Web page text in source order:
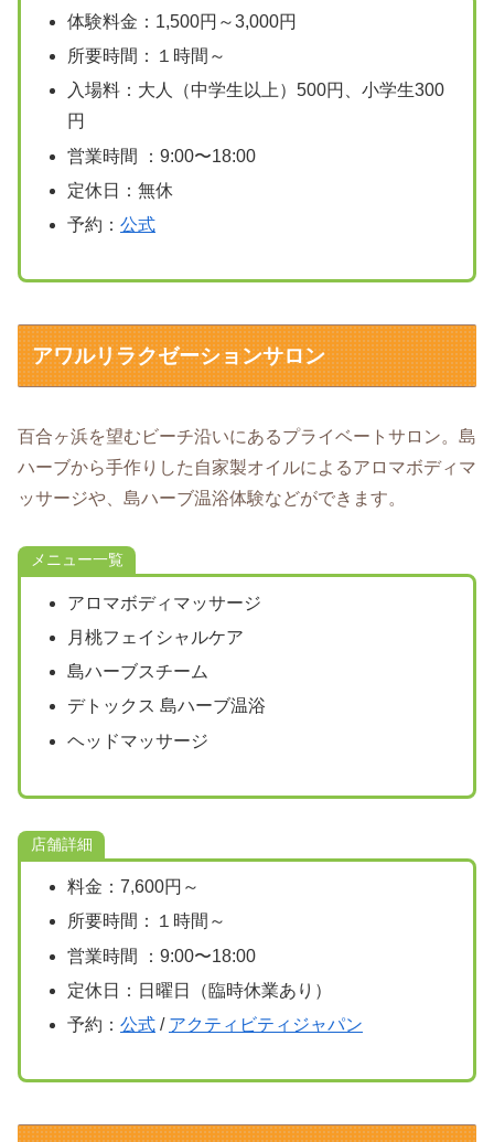
体験料金：1,500円～3,000円
所要時間：１時間～
入場料：大人（中学生以上）500円、小学生300
円
営業時間 ：9:00〜18:00
定休日：無休
予約： 公式
アワルリラクゼーションサロン
百合ヶ浜を望むビーチ沿いにあるプライベートサロン。島
ハーブから手作りした自家製オイルによるアロマボディマ
ッサージや、島ハーブ温浴体験などができます。
メニュー一覧
アロマボディマッサージ
月桃フェイシャルケア
島ハーブスチーム
デトックス 島ハーブ温浴
ヘッドマッサージ
店舗詳細
料金：7,600円～
所要時間：１時間～
営業時間 ：9:00〜18:00
定休日：日曜日（臨時休業あり）
予約： 公式/ アクティビティジャパン